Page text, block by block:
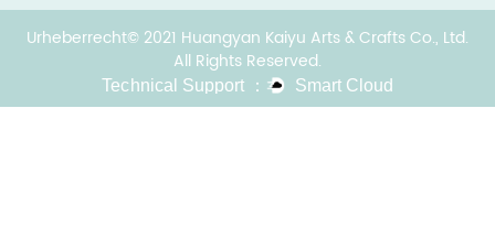
Urheberrecht© 2021 Huangyan Kaiyu Arts & Crafts Co., Ltd.
All Rights Reserved.